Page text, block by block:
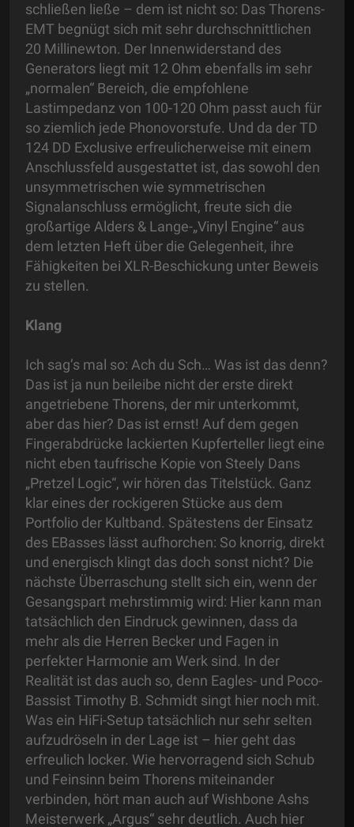
schließen ließe – dem ist nicht so: Das Thorens-
EMT begnügt sich mit sehr durchschnittlichen
20 Millinewton. Der Innenwiderstand des
Generators liegt mit 12 Ohm ebenfalls im sehr
„normalen“ Bereich, die empfohlene
Lastimpedanz von 100-120 Ohm passt auch für
so ziemlich jede Phonovorstufe. Und da der TD
124 DD Exclusive erfreulicherweise mit einem
Anschlussfeld ausgestattet ist, das sowohl den
unsymmetrischen wie symmetrischen
Signalanschluss ermöglicht, freute sich die
großartige Alders & Lange-„Vinyl Engine“ aus
dem letzten Heft über die Gelegenheit, ihre
Fähigkeiten bei XLR-Beschickung unter Beweis
zu stellen.
Klang
Ich sag’s mal so: Ach du Sch… Was ist das denn?
Das ist ja nun beileibe nicht der erste direkt
angetriebene Thorens, der mir unterkommt,
aber das hier? Das ist ernst! Auf dem gegen
Fingerabdrücke lackierten Kupferteller liegt eine
nicht eben taufrische Kopie von Steely Dans
„Pretzel Logic“, wir hören das Titelstück. Ganz
klar eines der rockigeren Stücke aus dem
Portfolio der Kultband. Spätestens der Einsatz
des EBasses lässt aufhorchen: So knorrig, direkt
und energisch klingt das doch sonst nicht? Die
nächste Überraschung stellt sich ein, wenn der
Gesangspart mehrstimmig wird: Hier kann man
tatsächlich den Eindruck gewinnen, dass da
mehr als die Herren Becker und Fagen in
perfekter Harmonie am Werk sind. In der
Realität ist das auch so, denn Eagles- und Poco-
Bassist Timothy B. Schmidt singt hier noch mit.
Was ein HiFi-Setup tatsächlich nur sehr selten
aufzudröseln in der Lage ist – hier geht das
erfreulich locker. Wie hervorragend sich Schub
und Feinsinn beim Thorens miteinander
verbinden, hört man auch auf Wishbone Ashs
Meisterwerk „Argus“ sehr deutlich. Auch hier